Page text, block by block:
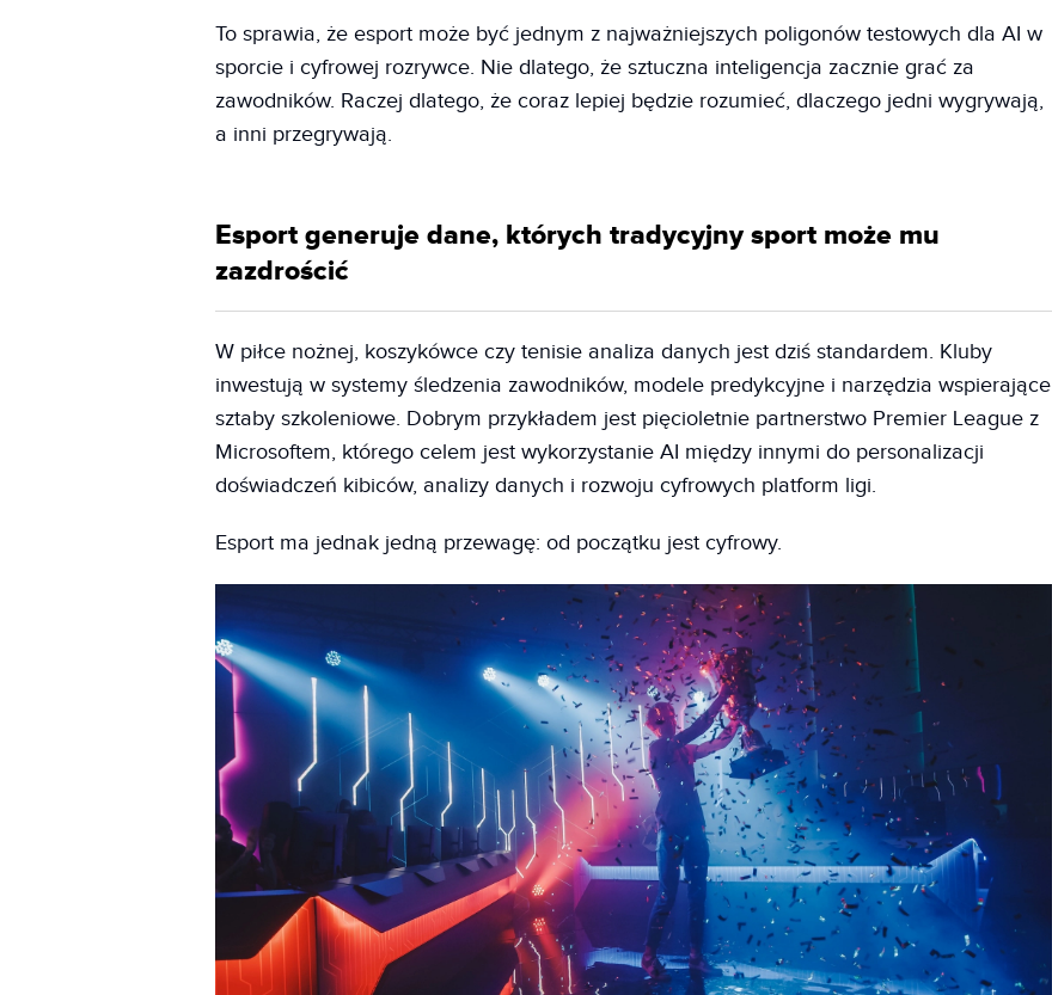
To sprawia, że esport może być jednym z najważniejszych poligonów testowych dla AI w
sporcie i cyfrowej rozrywce. Nie dlatego, że sztuczna inteligencja zacznie grać za
zawodników. Raczej dlatego, że coraz lepiej będzie rozumieć, dlaczego jedni wygrywają,
a inni przegrywają.
Esport generuje dane, których tradycyjny sport może mu
zazdrościć
W piłce nożnej, koszykówce czy tenisie analiza danych jest dziś standardem. Kluby
inwestują w systemy śledzenia zawodników, modele predykcyjne i narzędzia wspierające
sztaby szkoleniowe. Dobrym przykładem jest pięcioletnie partnerstwo Premier League z
Microsoftem, którego celem jest wykorzystanie AI między innymi do personalizacji
doświadczeń kibiców, analizy danych i rozwoju cyfrowych platform ligi.
Esport ma jednak jedną przewagę: od początku jest cyfrowy.